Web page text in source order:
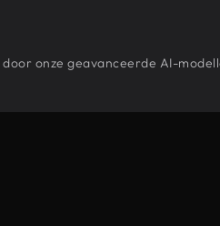
onze geavanceerde AI-